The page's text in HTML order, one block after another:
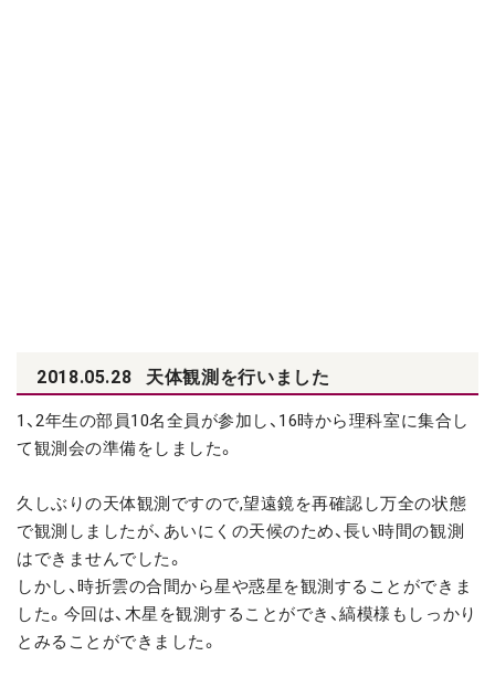
2018.05.28 天体観測を行いました
1、2年生の部員10名全員が参加し、16時から理科室に集合し
て観測会の準備をしました。
久しぶりの天体観測ですので,望遠鏡を再確認し万全の状態
で観測しましたが、あいにくの天候のため、長い時間の観測
はできませんでした。
しかし、時折雲の合間から星や惑星を観測することができま
した。今回は、木星を観測することができ、縞模様もしっかり
とみることができました。